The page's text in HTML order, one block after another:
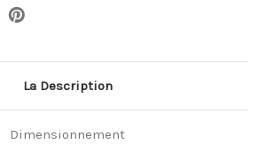
La Description
Dimensionnement